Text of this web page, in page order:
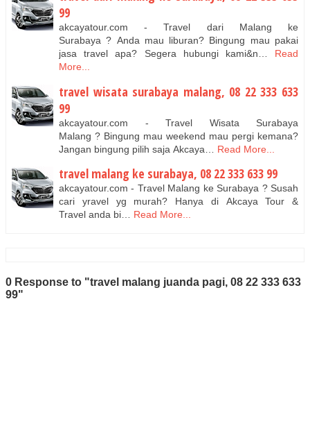
99
akcayatour.com - Travel dari Malang ke
Surabaya ? Anda mau liburan? Bingung mau pakai
jasa travel apa? Segera hubungi kami&n…
Read
More...
travel wisata surabaya malang, 08 22 333 633
99
akcayatour.com - Travel Wisata Surabaya
Malang ? Bingung mau weekend mau pergi kemana?
Jangan bingung pilih saja Akcaya…
Read More...
travel malang ke surabaya, 08 22 333 633 99
akcayatour.com - Travel Malang ke Surabaya ? Susah
cari yravel yg murah? Hanya di Akcaya Tour &
Travel anda bi… Read More...
0 Response to "travel malang juanda pagi, 08 22 333 633
99"